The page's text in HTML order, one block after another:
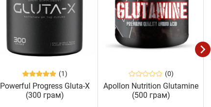
(1)
Powerful Progress Gluta-X
(300 грам)
(0)
Apollon Nutrition Glutamine
(500 грам)